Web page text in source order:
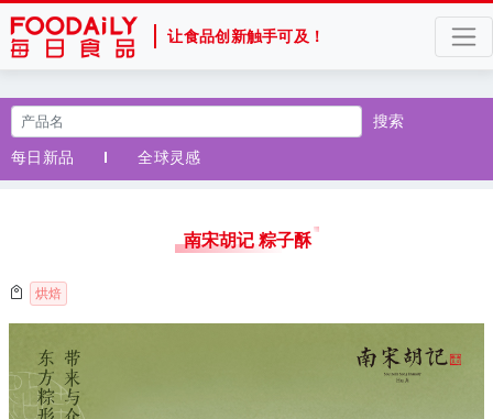
让食品创新触手可及！
搜索
每日新品
全球灵感
南宋胡记 粽子酥
烘焙